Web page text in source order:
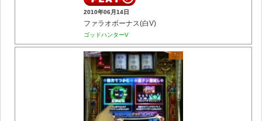
2010年06月14日
ファラオボーナス(白V)
ゴッドハンターV